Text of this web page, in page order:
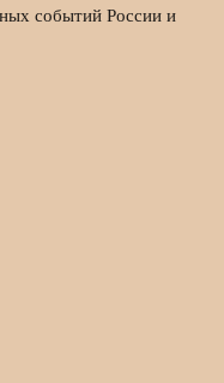
событий России и